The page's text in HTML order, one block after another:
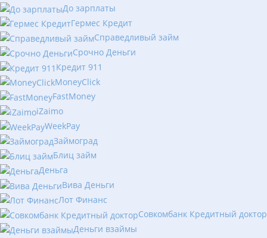
До зарплаты
Гермес Кредит
Справедливый займ
Срочно Деньги
Кредит 911
MoneyClick
FastMoney
iZaimo
WeekPay
Займоград
Блиц займ
Деньга
Вива Деньги
Лот Финанс
Совкомбанк Кредитный доктор
Деньги взаймы